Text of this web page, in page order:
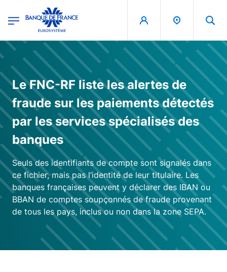
Banque de France - Menu Principal
Le FNC-RF liste les alertes de
fraude sur les paiements détectés
par les services spécialisés des
banques
Seuls des identifiants de compte sont signalés dans
ce fichier, mais pas l’identité de leur titulaire. Les
banques françaises peuvent y déclarer des IBAN ou
BBAN de comptes soupçonnés de fraude provenant
de tous les pays, inclus ou non dans la zone SEPA.